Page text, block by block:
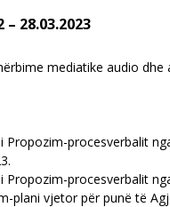
– 28.03.2023
mediatike audio
Propozim-procesverbalit
Propozim-procesverbalit
plani vjetor për punë të